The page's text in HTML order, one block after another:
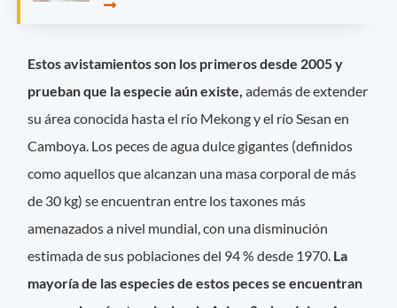
Estos avistamientos son los primeros desde 2005 y
prueban que la especie aún existe, además de extender
su área conocida hasta el río Mekong y el río Sesan en
Camboya. Los peces de agua dulce gigantes (definidos
como aquellos que alcanzan una masa corporal de más
de 30 kg) se encuentran entre los taxones más
amenazados a nivel mundial, con una disminución
estimada de sus poblaciones del 94 % desde 1970. La
mayoría de las especies de estos peces se encuentran